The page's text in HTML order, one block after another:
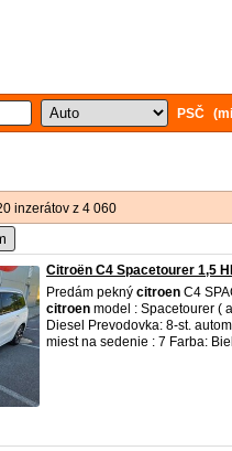
PSČ
inzerátov z 4 060
Citroën C4 Spacetourer 1,5
Predám pekný citroen C4
citroen model : Spacetourer (
Diesel Prevodovka: 8-st.
miest na sedenie : 7 Farba: